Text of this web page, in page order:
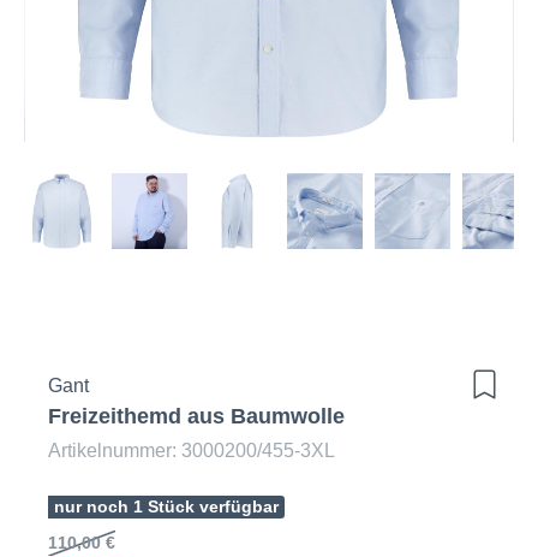
Gant
Freizeithemd aus Baumwolle
Artikelnummer: 3000200/455-3XL
nur noch 1 Stück verfügbar
110,00 €